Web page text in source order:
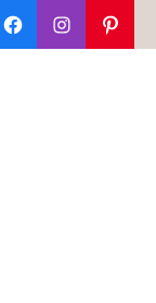
FacebookInstagram